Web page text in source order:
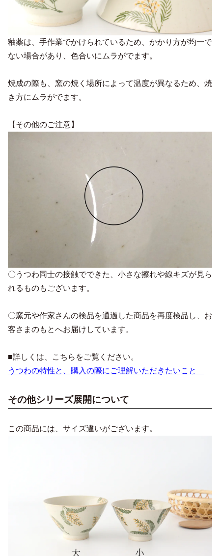
釉薬は、手作業でかけられているため、かかり方が均一で
ない場合があり、色合いにムラがでます。
焼成の際も、窯の焼く場所によって温度が異なるため、焼
き方にムラがでます。
【その他のご注意】
〇うつわ同士の接触でできた、小さな擦れや線キズが見ら
れるものもございます。
〇窯元や作家さんの検品を通過した商品を再度検品し、お
客さまのもとへお届けしています。
■詳しくは、こちらをご覧ください。
うつわの特性と、購入の際にご理解いただきたいこと
その他シリーズ展開について
この商品には、サイズ違いがございます。